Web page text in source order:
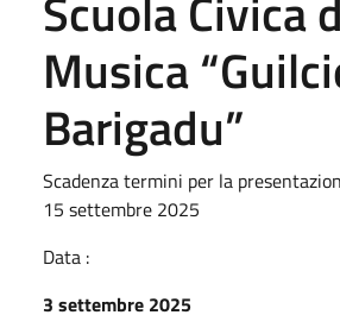
Musica
Barigadu”
Scadenza termini per la
15 settembre 2025
Data :
3 settembre 2025